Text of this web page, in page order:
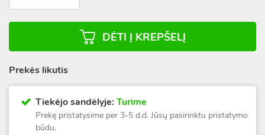
DĖTI Į KREPŠELĮ
Prekės likutis
Tiekėjo sandėlyje: Turime
Prekę pristatysime per 3-5 d.d. Jūsų pasirinktu pristatymo
būdu.